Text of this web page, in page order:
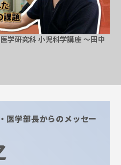
学研究科 小児科学講座 ～田中
医学部長からのメッセー